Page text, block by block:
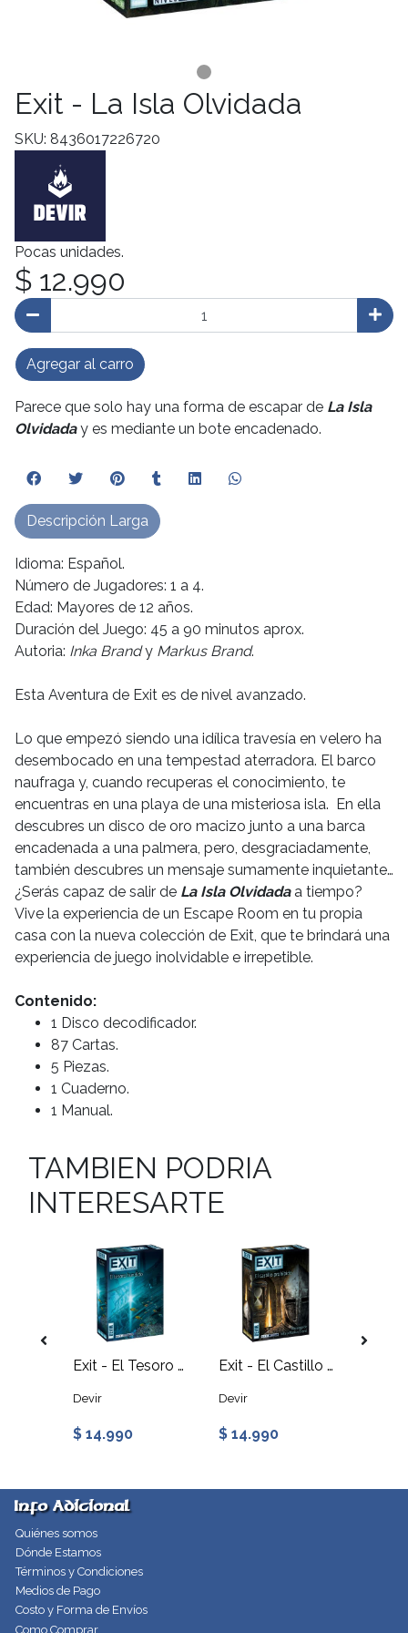
Exit - La Isla Olvidada
SKU: 8436017226720
Pocas unidades.
$ 12.990
Agregar al carro
Parece que solo hay una forma de escapar de La Isla
Olvidaday es mediante un bote encadenado.
Idioma: Español.
Número de Jugadores: 1 a 4.
Edad: Mayores de 12 años.
Duración del Juego: 45 a 90 minutos aprox.
Autoria: Inka Brandy Markus Brand.
Esta Aventura de Exit es de nivel avanzado.
Lo que empezó siendo una idílica travesía en velero ha
desembocado en una tempestad aterradora. El barco
naufraga y, cuando recuperas el conocimiento, te
encuentras en una playa de una misteriosa isla. En ella
descubres un disco de oro macizo junto a una barca
encadenada a una palmera, pero, desgraciadamente,
también descubres un mensaje sumamente inquietante…
¿Serás capaz de salir de La Isla Olvidadaa tiempo?
Vive la experiencia de un Escape Room en tu propia
casa con la nueva colección de Exit, que te brindará una
experiencia de juego inolvidable e irrepetible.
Contenido:
1 Disco decodificador.
87 Cartas.
5 Piezas.
1 Cuaderno.
1 Manual.
Descripción Larga
TAMBIEN PODRIA
INTERESARTE
Exit - El Tesoro Hundido
Devir
$ 14.990
Exit - El Castillo Prohibido
Devir
$ 14.990
Info Adicional
Quiénes somos
Dónde Estamos
Términos y Condiciones
Medios de Pago
Costo y Forma de Envíos
Como Comprar